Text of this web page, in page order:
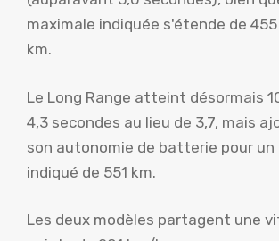
maximale indiquée s'étende de
km.
Le Long Range atteint désormais
4,3 secondes au lieu de 3,7, mais
son autonomie de batterie pour un
indiqué de 551 km.
Les deux modèles partagent une